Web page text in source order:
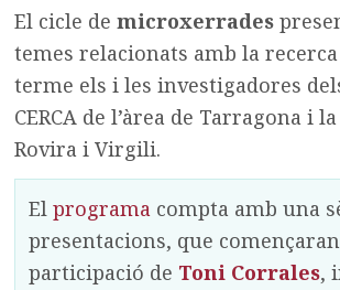
El cicle demicroxerrades
temes relacionats amb la
terme els i les investigadores
CERCA de l’àrea de Tarragona i
Rovira i Virgili.
Elprograma compta amb una
presentacions, que
participació de Toni Corrales,